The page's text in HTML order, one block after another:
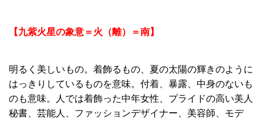
【九紫火星の象意＝火（離）＝南】
明るく美しいもの。着飾るもの、夏の太陽の輝きのように
はっきりしているものを意味。付着、暴露、中身のないも
のも意味。人では着飾った中年女性、プライドの高い美人
秘書、芸能人、ファッションデザイナー、美容師、モデ